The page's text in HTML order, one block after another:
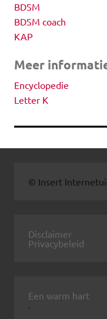
BDSM
BDSM coach
KAP
Meer
Encyclopedie
Letter K
© Insert
Disclaimer
Privacybeleid
Een warm hart